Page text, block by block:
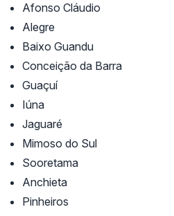
Afonso Cláudio
Alegre
Baixo Guandu
Conceição da Barra
Guaçuí
Iúna
Jaguaré
Mimoso do Sul
Sooretama
Anchieta
Pinheiros